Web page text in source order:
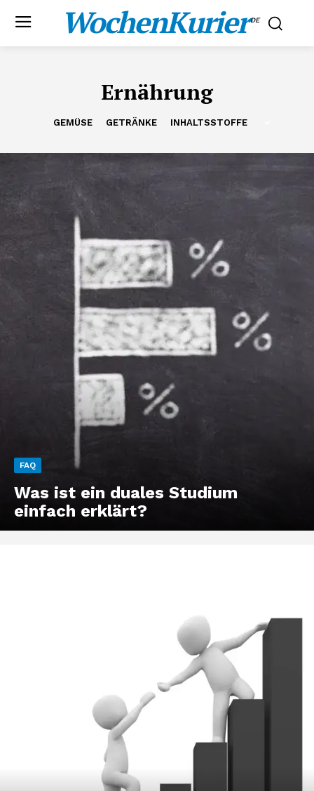
WochenKurier.DE
Ernährung
GEMÜSE GETRÄNKE INHALTSSTOFFE
FAQ
Was ist ein duales Studium
einfach erklärt?